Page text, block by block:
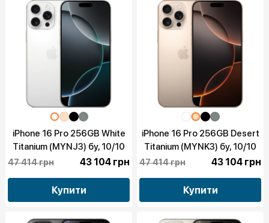
iPhone 16 Pro 256GB White
Titanium (MYNJ3) бу, 10/10
47 414 грн 43 104 грн
Купити
iPhone 16 Pro 256GB Desert
Titanium (MYNK3) бу, 10/10
47 414 грн 43 104 грн
Купити